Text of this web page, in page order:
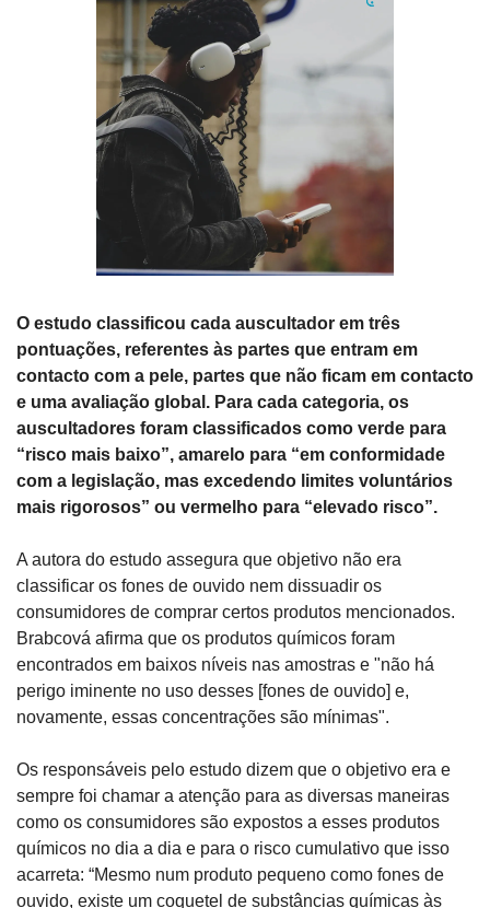
O estudo classificou cada auscultador em três
pontuações, referentes às partes que entram em
contacto com a pele, partes que não ficam em contacto
e uma avaliação global. Para cada categoria, os
auscultadores foram classificados como verde para
“risco mais baixo”, amarelo para “em conformidade
com a legislação, mas excedendo limites voluntários
mais rigorosos” ou vermelho para “elevado risco”.
A autora do estudo assegura que objetivo não era
classificar os fones de ouvido nem dissuadir os
consumidores de comprar certos produtos mencionados.
Brabcová afirma que os produtos químicos foram
encontrados em baixos níveis nas amostras e "não há
perigo iminente no uso desses [fones de ouvido] e,
novamente, essas concentrações são mínimas".
Os responsáveis pelo estudo dizem que o objetivo era e
sempre foi chamar a atenção para as diversas maneiras
como os consumidores são expostos a esses produtos
químicos no dia a dia e para o risco cumulativo que isso
acarreta: “Mesmo num produto pequeno como fones de
ouvido, existe um coquetel de substâncias químicas às